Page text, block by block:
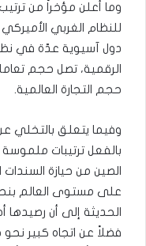
وما أعلن مؤخراً من ترتيب
للنظام الغربي
دول آسيوية عدّة في
حجم التجارة العالمية.
وفيما يتعلق بالتخلي
بالفعل ترتيبات ملموسة
الصين من حيازة
فضلاً عن اتجاه كبير